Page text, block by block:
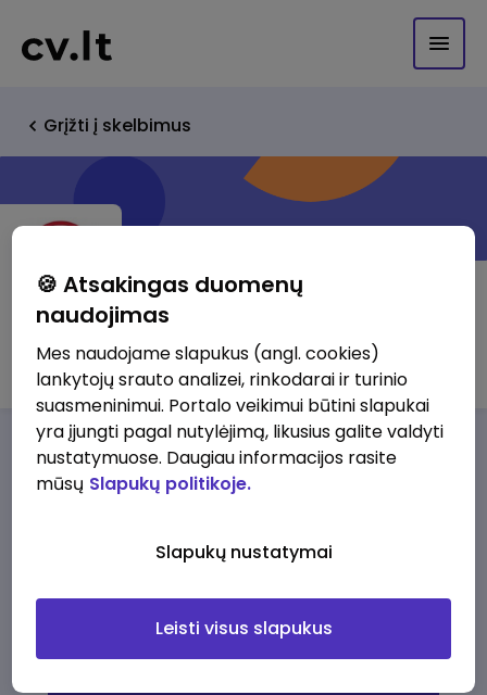
Grįžti į skelbimus
Lutora Tomo Elenbergo, IĮ
Darbo pasiūlymaiApie musPrivalumai
darbo pasiūlymų
🍪 Atsakingas duomenų
naudojimas
Mes naudojame slapukus (angl. cookies)
lankytojų srauto analizei, rinkodarai ir turinio
suasmeninimui. Portalo veikimui būtini slapukai
yra įjungti pagal nutylėjimą, likusius galite valdyti
nustatymuose. Daugiau informacijos rasite
mūsų Slapukų politikoje.
Slapukų nustatymai
Leisti visus slapukus